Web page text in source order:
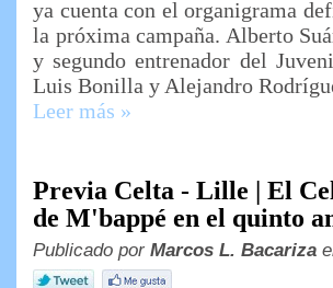
ya cuenta con el organigrama
la próxima campaña. Alberto
y segundo entrenador del
Luis Bonilla y Alejandro
Leer más »
Previa Celta - Lille | El
de M'bappé en el quinto
Publicado por Marcos L. Bacariza